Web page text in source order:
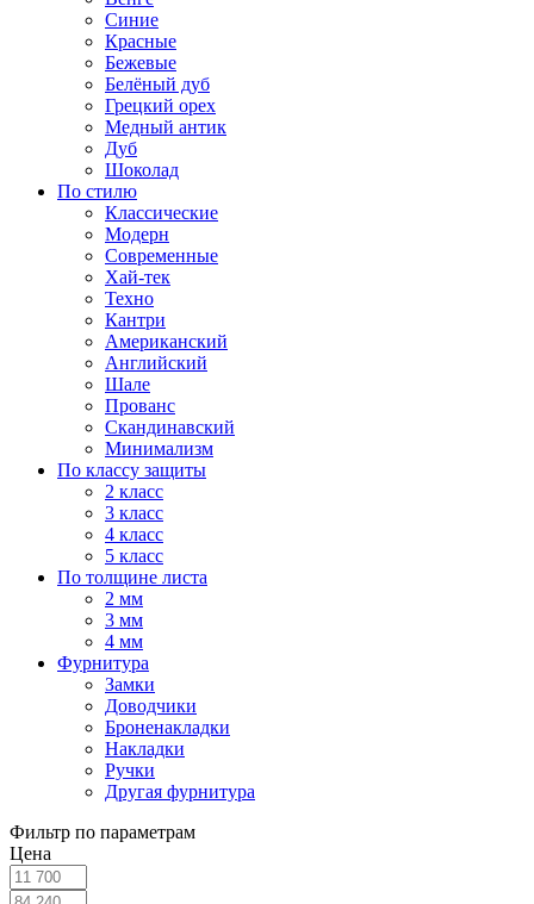
Синие
Красные
Бежевые
Белёный дуб
Грецкий орех
Медный антик
Дуб
Шоколад
По стилю
Классические
Модерн
Современные
Хай-тек
Техно
Кантри
Американский
Английский
Шале
Прованс
Скандинавский
Минимализм
По классу защиты
2 класс
3 класс
4 класс
5 класс
По толщине листа
2 мм
3 мм
4 мм
Фурнитура
Замки
Доводчики
Броненакладки
Накладки
Ручки
Другая фурнитура
Фильтр по параметрам
Цена